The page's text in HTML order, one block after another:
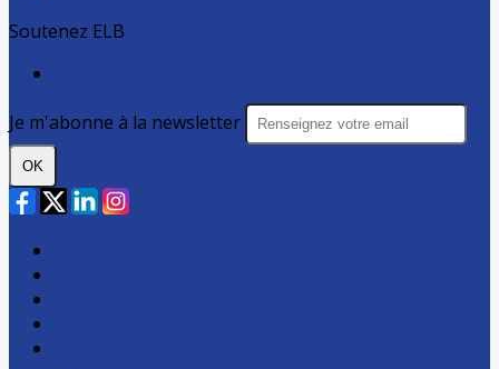
Soutenez ELB
Je m'abonne à la newsletter
OK